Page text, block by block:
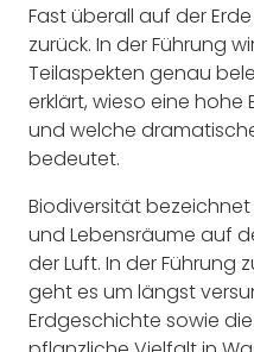
Fast überall auf der
zurück. In der Führung
Teilaspekten genau
erklärt, wieso eine
und welche
bedeutet.
Biodiversität
und Lebensräume auf
der Luft. In der Führung
geht es um längst
Erdgeschichte sowie